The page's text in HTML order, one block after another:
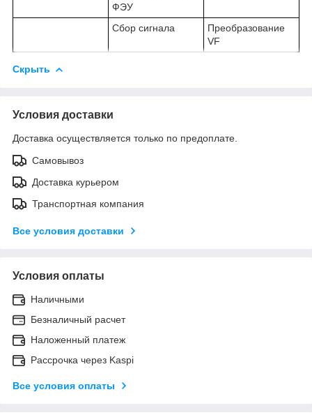
ФЭУ
Сбор сигнала
Преобразование
VF
Скрыть
Условия доставки
Доставка осуществляется только по предоплате.
Самовывоз
Доставка курьером
Транспортная компания
Все условия доставки
Условия оплаты
Наличными
Безналичный расчет
Наложенный платеж
Рассрочка через Kaspi
Все условия оплаты